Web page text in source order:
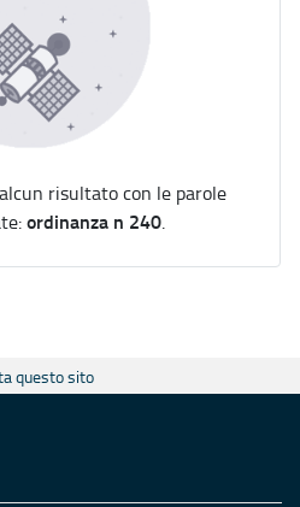
risultato con le parole
ordinanza n 240.
questo sito